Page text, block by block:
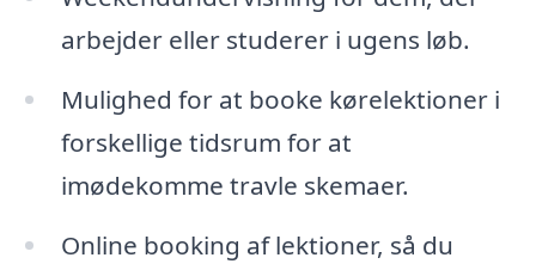
arbejder eller studerer i ugens løb.
Mulighed for at booke kørelektioner i
forskellige tidsrum for at
imødekomme travle skemaer.
Online booking af lektioner, så du